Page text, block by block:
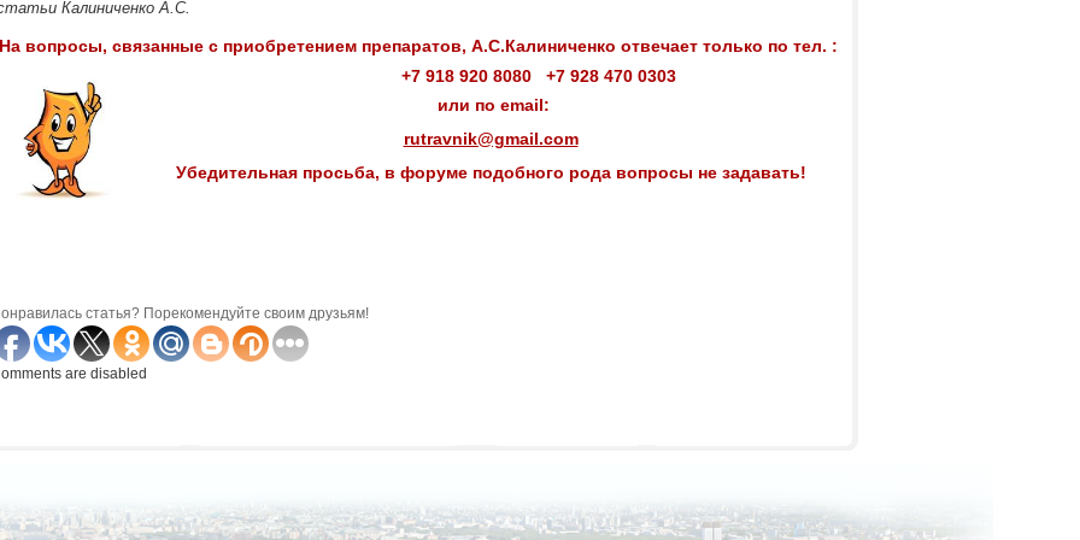
Калиниченко А.С.
На вопросы, связанные с приобретением препаратов, А.С.Калиниченко отвечает только по тел. :
+7 918 920 8080 +7 928 470 0303
или по email:
rutravnik@gmail.com
Убедительная просьба, в форуме подобного рода вопросы не задавать!
статья? Порекомендуйте своим друзьям!
are disabled